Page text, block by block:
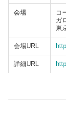
会場
コ
ガ
東
会場URL
詳細URL